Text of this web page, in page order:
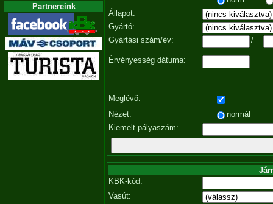
Partnereink
Állapot:
Gyártó:
Gyártási szám/év:
/
Érvényesség dátuma:
Meglévő:
Nézet:
normál
Kiemelt pályaszám:
KBK-kód:
Vasút: